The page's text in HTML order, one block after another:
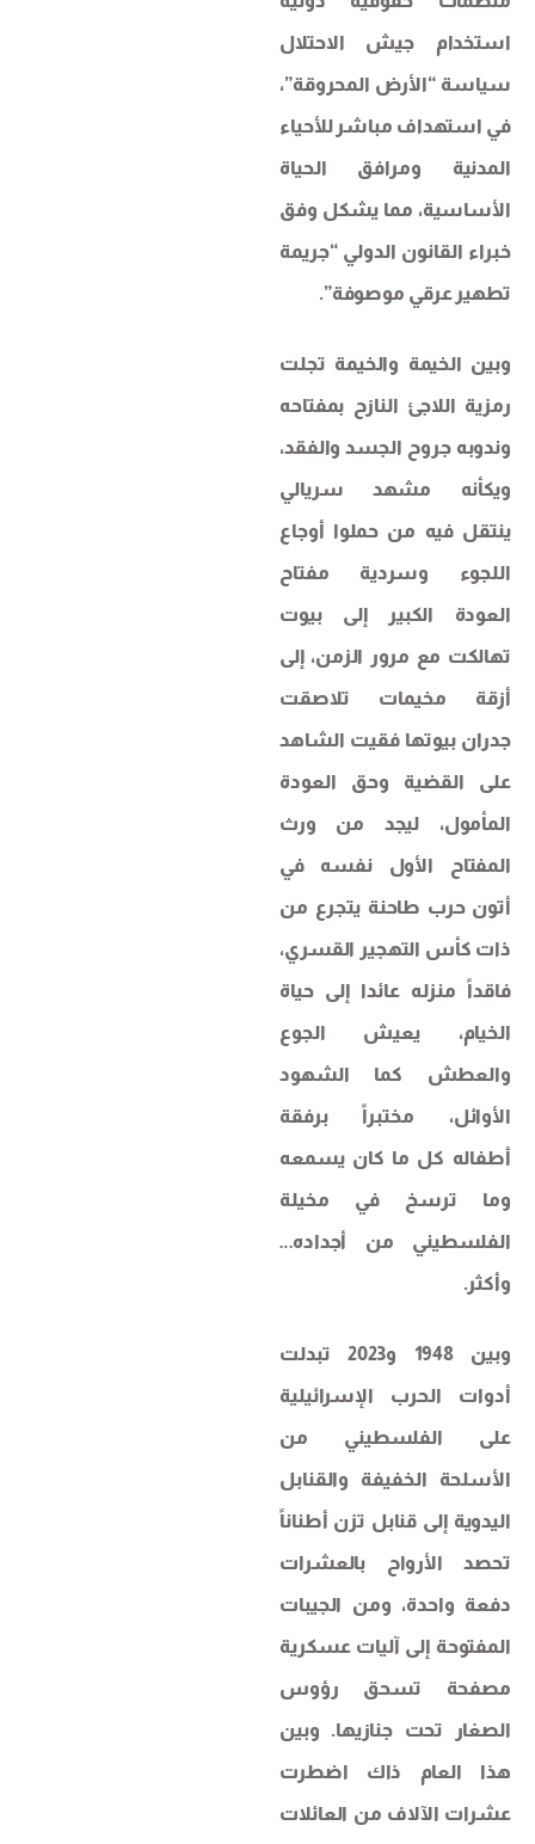
استخدام جيش الاحتلال
سياسة “الأرض المحروقة”،
في استهداف مباشر للأحياء
المدنية ومرافق الحياة
الأساسية، مما يشكل وفق
خبراء القانون الدولي “جريمة
تطهير عرقي موصوفة”.
وبين الخيمة والخيمة تجلت
رمزية اللاجئ النازح بمفتاحه
وندوبه جروح الجسد والفقد،
ويكأنه مشهد سريالي
ينتقل فيه من حملوا أوجاع
اللجوء وسردية مفتاح
العودة الكبير إلى بيوت
تهالكت مع مرور الزمن، إلى
أزقة مخيمات تلاصقت
جدران بيوتها فقيت الشاهد
على القضية وحق العودة
المأمول، ليجد من ورث
المفتاح الأول نفسه في
أتون حرب طاحنة يتجرع من
ذات كأس التهجير القسري،
فاقداً منزله عائدا إلى حياة
الخيام، يعيش الجوع
والعطش كما الشهود
الأوائل، مختبراً برفقة
أطفاله كل ما كان يسمعه
وما ترسخ في مخيلة
الفلسطيني من أجداده…
وأكثر.
وبين 1948 و2023 تبدلت
أدوات الحرب الإسرائيلية
على الفلسطيني من
الأسلحة الخفيفة والقنابل
اليدوية إلى قنابل تزن أطناناً
تحصد الأرواح بالعشرات
دفعة واحدة، ومن الجيبات
المفتوحة إلى آليات عسكرية
مصفحة تسحق رؤوس
الصغار تحت جنازيها. وبين
هذا العام ذاك اضطرت
عشرات الآلاف من العائلات